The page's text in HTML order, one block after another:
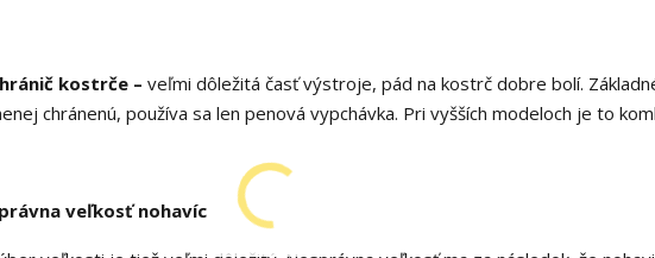
kostrče – veľmi dôležitá časť výstroje, pád na kostrč dobre bolí.
chránenú, používa sa len penová vypchávka. Pri vyšších modeloch je to
veľkosť nohavíc